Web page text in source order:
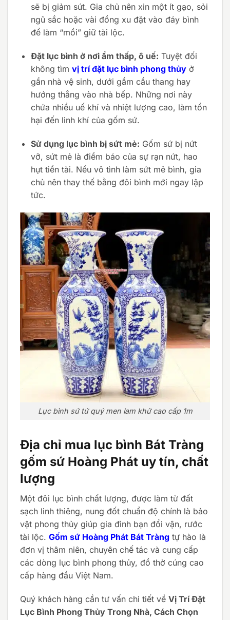
sẽ bị giảm sút. Gia chủ nên xin một ít gạo, sỏi
ngũ sắc hoặc vài đồng xu đặt vào đáy bình
để làm “mồi” giữ tài lộc.
Đặt lục bình ở nơi ẩm thấp, ô uế: Tuyệt đối
không tìm vị trí đặt lục bình phong thủyở
gần nhà vệ sinh, dưới gầm cầu thang hay
hướng thẳng vào nhà bếp. Những nơi này
chứa nhiều uế khí và nhiệt lượng cao, làm tổn
hại đến linh khí của gốm sứ.
Sử dụng lục bình bị sứt mẻ: Gốm sứ bị nứt
vỡ, sứt mẻ là điềm báo của sự rạn nứt, hao
hụt tiền tài. Nếu vô tình làm sứt mẻ bình, gia
chủ nên thay thế bằng đôi bình mới ngay lập
tức.
Lục bình sứ tứ quý men lam khử cao cấp 1m
Địa chỉ mua lục bình Bát Tràng
gốm sứ Hoàng Phát uy tín, chất
lượng
Một đôi lục bình chất lượng, được làm từ đất
sạch linh thiêng, nung đốt chuẩn độ chính là bảo
vật phong thủy giúp gia đình bạn đổi vận, rước
tài lộc. Gốm sứ Hoàng Phát Bát Tràng tự hào là
đơn vị thâm niên, chuyên chế tác và cung cấp
các dòng lục bình phong thủy, đồ thờ cúng cao
cấp hàng đầu Việt Nam.
Quý khách hàng cần tư vấn chi tiết về Vị Trí Đặt
Lục Bình Phong Thủy Trong Nhà, Cách Chọn